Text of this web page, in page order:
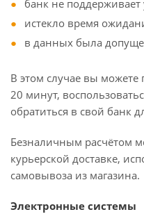
банк не поддерживает
истекло время
в данных была
В этом случае вы можете
20 минут,
обратиться в свой банк
Безналичным расчётом
курьерской доставке,
самовывоза из магазина.
Электронные системы